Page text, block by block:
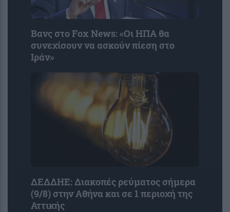
Βανς στο Fox News: «Οι ΗΠΑ θα
συνεχίσουν να ασκούν πίεση στο
Ιράν»
ΔΕΔΔΗΕ: Διακοπές ρεύματος σήμερα
(9/8) στην Αθήνα και σε 1 περιοχή της
Αττικής